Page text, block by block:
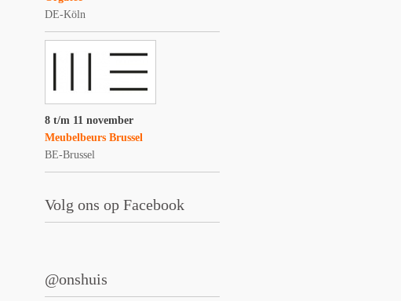
DE-Köln
8 t/m 11 november
Meubelbeurs Brussel
BE-Brussel
Volg ons op Facebook
@onshuis